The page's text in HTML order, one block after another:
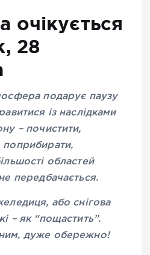
очікується
28
подарує паузу
із наслідками
– почистити,
поприбирати,
областей
передбачається.
або снігова
– як “пощастить”.
дуже обережно!